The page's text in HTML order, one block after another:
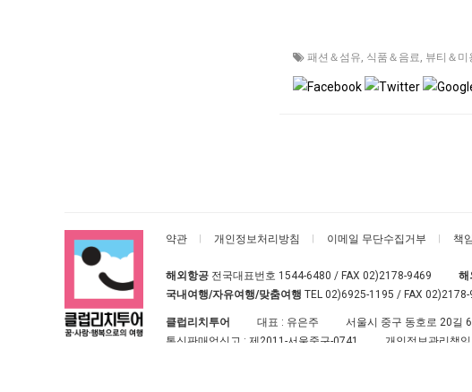
패션＆섬유, 식품＆음료, 뷰티＆미
약관 개인정보처리방침 이메일 무단수집거부 책
해외항공전국대표번호 1544-6480 / FAX 02)2178-9469 해
국내여행/자유여행/맞춤여행 TEL 02)6925-1195 / FAX 02)2178-
클럽리치투어 대표 : 유은주 서울시 중구 동호로 20길
통신판매업신고 : 제2011-서울중구-0741 개인정보관리책